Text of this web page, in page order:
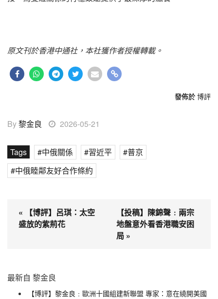
原文刊於香港中通社，本社獲作者授權轉載。
發佈於 博評
By黎金良 2026-05-21
Tags 中俄關係 習近平
普京
中俄睦鄰友好合作條約
« 【博評】呂琪：太空
盛放的紫荊花
【投稿】陳錦聲﹕兩宗
地盤意外看香港職安困
局 »
最新自 黎金良
【博評】黎金良﹕歐洲十國組建新聯盟 專家：意在繞開美國